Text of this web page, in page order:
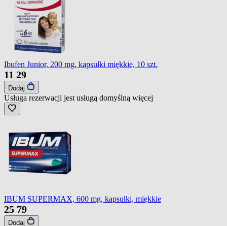
Ibufen Junior, 200 mg, kapsułki miękkie, 10 szt.
11 29
Dodaj
Usługa rezerwacji jest usługą domyślną więcej
IBUM SUPERMAX, 600 mg, kapsułki, miękkie
25 79
Dodaj